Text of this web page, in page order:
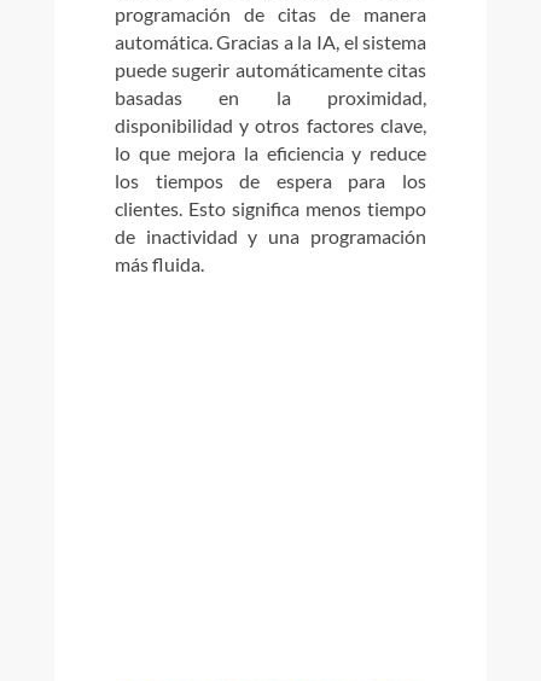
programación de citas de manera
automática. Gracias a la IA, el sistema
puede sugerir automáticamente citas
basadas en la proximidad,
disponibilidad y otros factores clave,
lo que mejora la eficiencia y reduce
los tiempos de espera para los
clientes. Esto significa menos tiempo
de inactividad y una programación
más fluida.